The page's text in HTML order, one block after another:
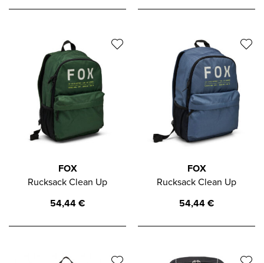
FOX
Rucksack Clean Up
54,44€
FOX
Rucksack Clean Up
54,44€